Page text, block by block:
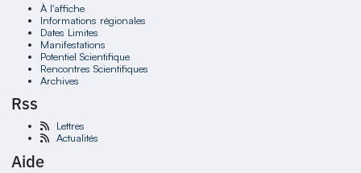
À l'affiche
Informations régionales
Dates Limites
Manifestations
Potentiel Scientifique
Rencontres Scientifiques
Archives
Rss
Lettres
Actualités
Aide